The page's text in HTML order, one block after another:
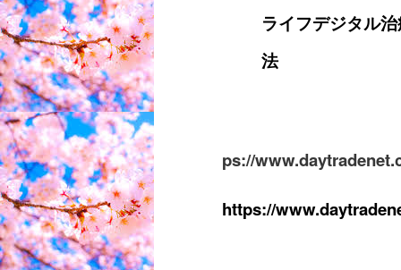
ライフデジタル
法
ps://
https://